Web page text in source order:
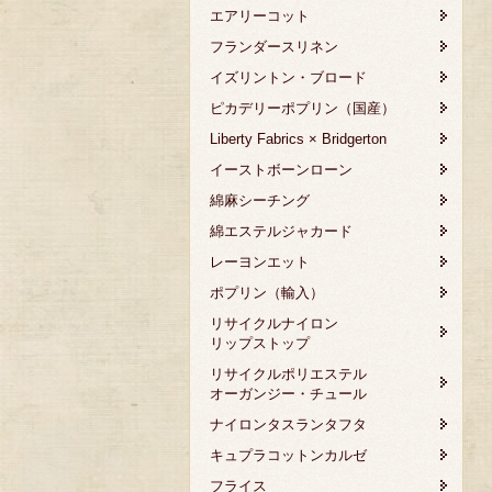
エアリーコット
フランダースリネン
イズリントン・ブロード
ピカデリーポプリン（国産）
Liberty Fabrics × Bridgerton
イーストボーンローン
綿麻シーチング
綿エステルジャカード
レーヨンエット
ポプリン（輸入）
リサイクルナイロン
リップストップ
リサイクルポリエステル
オーガンジー・チュール
ナイロンタスランタフタ
キュプラコットンカルゼ
フライス